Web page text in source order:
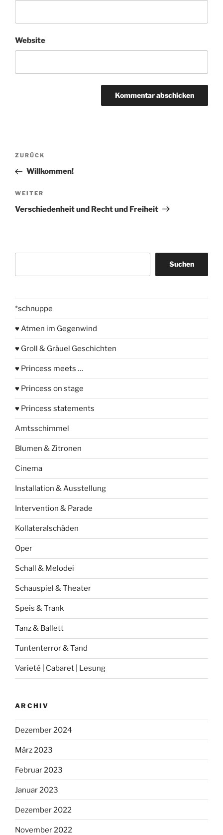
Website
Beitragsnavigation
Vorheriger
Beitrag
ZURÜCK
Willkommen!
Nächster
Beitrag
WEITER
Verschiedenheit und Recht und Freiheit
Suchen
*schnuppe
♥ Atmen im Gegenwind
♥ Groll & Gräuel Geschichten
♥ Princess meets …
♥ Princess on stage
♥ Princess statements
Amtsschimmel
Blumen & Zitronen
Cinema
Installation & Ausstellung
Intervention & Parade
Kollateralschäden
Oper
Schall & Melodei
Schauspiel & Theater
Speis & Trank
Tanz & Ballett
Tuntenterror & Tand
Varieté | Cabaret | Lesung
ARCHIV
Dezember 2024
März 2023
Februar 2023
Januar 2023
Dezember 2022
November 2022